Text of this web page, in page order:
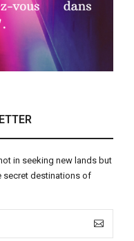
in seeking new lands but
secret destinations of